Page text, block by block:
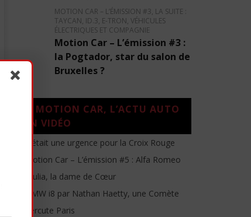
MOTION CAR – L’ÉMISSION #3, LA SUITE :
TAYCAN, ID.3, E-TRON, VÉHICULES
ÉLECTRIQUES ET COMPAGNIE
Motion Car – L’émission #3 :
la Pogtador, star du salon de
Bruxelles ?
MOTION CAR, L’ACTU AUTO
EN VIDÉO
C’était une urgence pour la Croix Rouge
Motion Car – L’émission #5 : Alfa Romeo
Giulia, la dame de Cœur
BMW i8 par Nathan Haetty, une Comète
percute Paris